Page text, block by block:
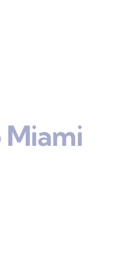
Miami